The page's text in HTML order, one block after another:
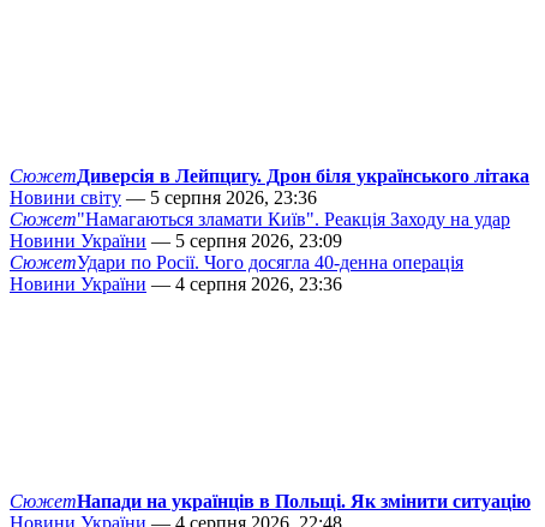
СюжетДиверсія в Лейпцигу. Дрон біля українського літака
Новини світу — 5 серпня 2026, 23:36
Сюжет"Намагаються зламати Київ". Реакція Заходу на удар
Новини України — 5 серпня 2026, 23:09
СюжетУдари по Росії. Чого досягла 40-денна операція
Новини України — 4 серпня 2026, 23:36
СюжетНапади на українців в Польщі. Як змінити ситуацію